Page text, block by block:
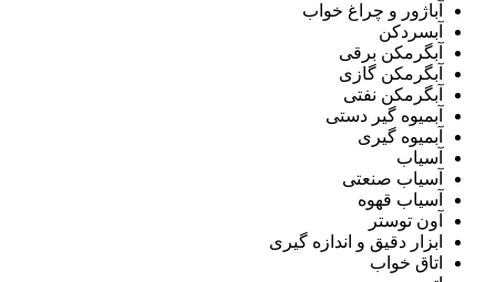
آباژور و چراغ خواب
آبسردکن
آبگرمکن برقی
آبگرمکن گازی
آبگرمکن نفتی
آبمیوه گیر دستی
آبمیوه گیری
آسیاب
آسیاب صنعتی
آسیاب قهوه
آون توستر
ابزار دقیق و اندازه گیری
اتاق خواب